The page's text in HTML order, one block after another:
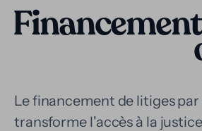
Le financement de litiges
transforme l'accès à la